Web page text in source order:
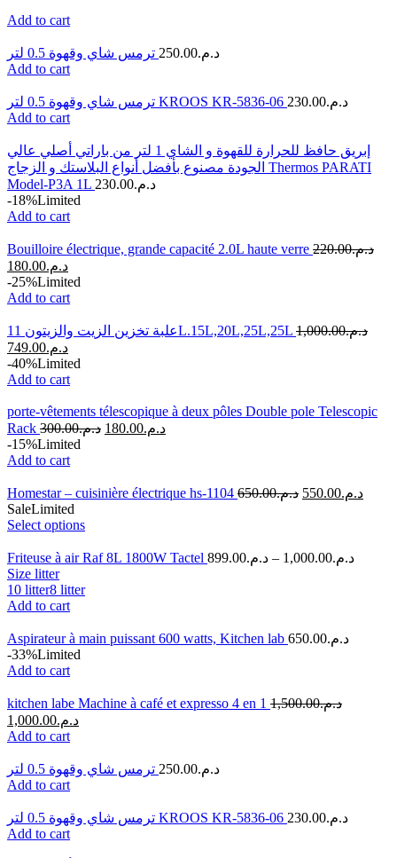
Add to cart
د.م.250.00
Add to cart
ترمس شاي وقهوة 0.5 لتر KROOS KR-5836-06 د.م.230.00
Add to cart
إبريق حافظ للحرارة للقهوة و الشاي 1 لتر من باراتي أصلي عالي
الجودة مصنوع بأفضل أنواع البلاستك و الزجاج Thermos PARATI
Model-P3A 1L
د.م.230.00
-18%Limited
Add to cart
Bouilloire électrique, grande capacité 2.0L haute verre د.م.220.00
د.م.180.00
-25%Limited
Add to cart
علبة تخزين الزيت والزيتون 11L.15L,20L,25L,25L د.م.1,000.00
د.م.749.00
-40%Limited
Add to cart
porte-vêtements télescopique à deux pôles Double pole Telescopic
Rack
د.م.300.00 د.م.180.00
-15%Limited
Add to cart
Homestar – cuisinière électrique hs-1104 د.م.650.00 د.م.550.00
SaleLimited
Select options
Friteuse à air Raf 8L 1800W Tactel د.م.899.00 – د.م.1,000.00
Size litter
10 litter8 litter
Add to cart
Aspirateur à main puissant 600 watts, Kitchen lab د.م.650.00
-33%Limited
Add to cart
kitchen labe Machine à café et expresso 4 en 1 د.م.1,500.00
د.م.1,000.00
Add to cart
د.م.250.00
Add to cart
ترمس شاي وقهوة 0.5 لتر KROOS KR-5836-06 د.م.230.00
Add to cart